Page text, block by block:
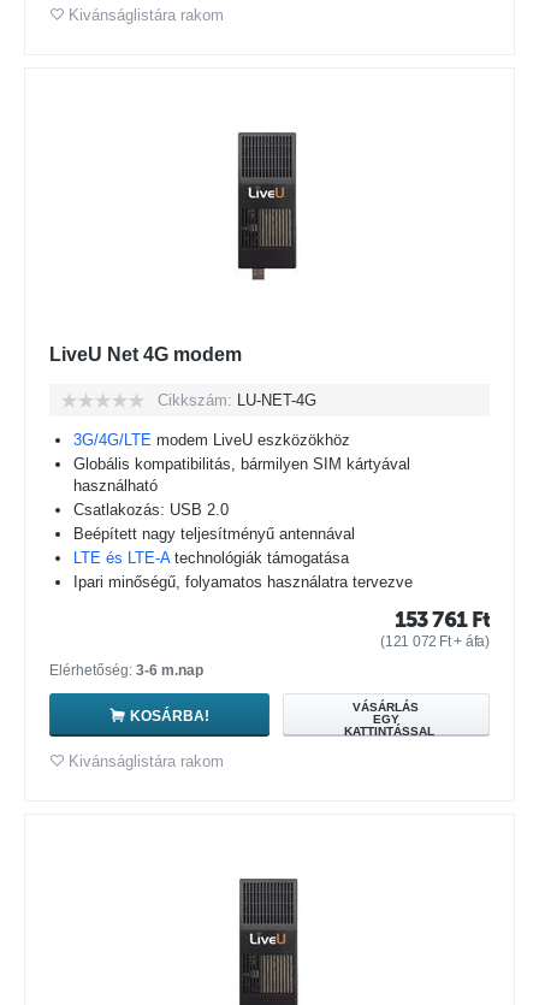
Kivánságlistára rakom
LiveU Net 4G modem
Cikkszám: LU-NET-4G
3G/4G/LTE modem LiveU eszközökhöz
Globális kompatibilitás, bármilyen SIM kártyával
használható
Csatlakozás: USB 2.0
Beépített nagy teljesítményű antennával
LTE és LTE-Atechnológiák támogatása
Ipari minőségű, folyamatos használatra tervezve
153 761 Ft
(121 072 Ft+ áfa)
Elérhetőség: 3-6 m.nap
KOSÁRBA!
VÁSÁRLÁS
EGY
KATTINTÁSSAL
Kivánságlistára rakom